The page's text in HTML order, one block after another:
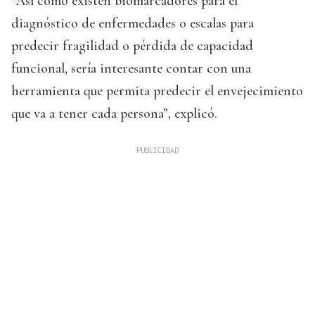
diagnóstico de enfermedades o escalas para
predecir fragilidad o pérdida de capacidad
funcional, sería interesante contar con una
herramienta que permita predecir el envejecimiento
que va a tener cada persona”, explicó.